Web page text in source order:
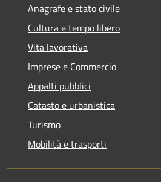
Anagrafe e stato civile
Cultura e tempo libero
Vita lavorativa
Imprese e Commercio
Appalti pubblici
Catasto e urbanistica
Turismo
Mobilità e trasporti